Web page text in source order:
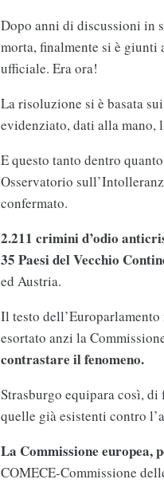
Dopo anni di discussioni in
morta, finalmente si è giunti
ufficiale. Era ora!
La risoluzione si è basata
evidenziato, dati alla mano,
E questo tanto dentro
Osservatorio
confermato.
2.211 crimini d’odio
35 Paesi del Vecchio
ed Austria.
Il testo
esortato anzi la
contrastare il fenomeno.
Strasburgo equipara così,
quelle già esistenti contro
La Commissione europea,
COMECE-Commissione